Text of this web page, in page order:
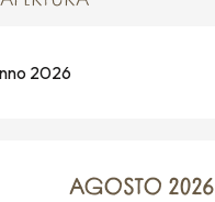
2026
AGOSTO 2026